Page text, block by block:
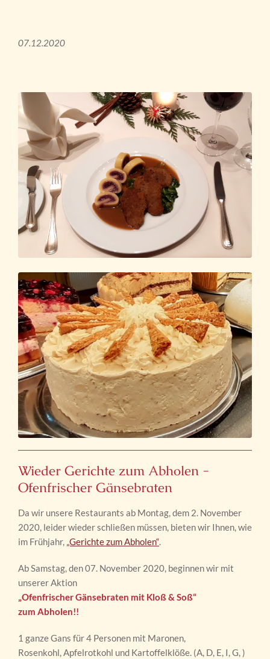
07.12.2020
Wieder Gerichte zum Abholen -
Ofenfrischer Gänsebraten
Da wir unsere Restaurants ab Montag, dem 2. November
2020, leider wieder schließen müssen, bieten wir Ihnen, wie
im Frühjahr, „Gerichte zum Abholen“.
Ab Samstag, den 07. November 2020, beginnen wir mit
unserer Aktion
„Ofenfrischer Gänsebraten mit Kloß & Soß“
zum Abholen!!
1 ganze Gans für 4 Personen mit Maronen,
Rosenkohl, Apfelrotkohl und Kartoffelklöße. (A, D, E, I, G, )